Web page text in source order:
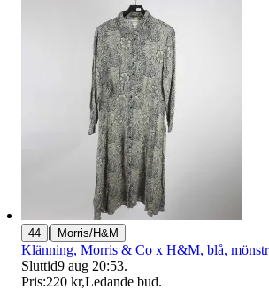
44 | Morris/H&M
Klänning, Morris & Co x H&M, blå,
Sluttid9 aug 20:53.
Pris:220 kr,Ledande bud.